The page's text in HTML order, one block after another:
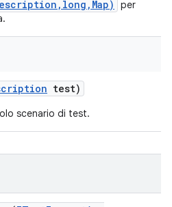
per
test)
scenario di test.